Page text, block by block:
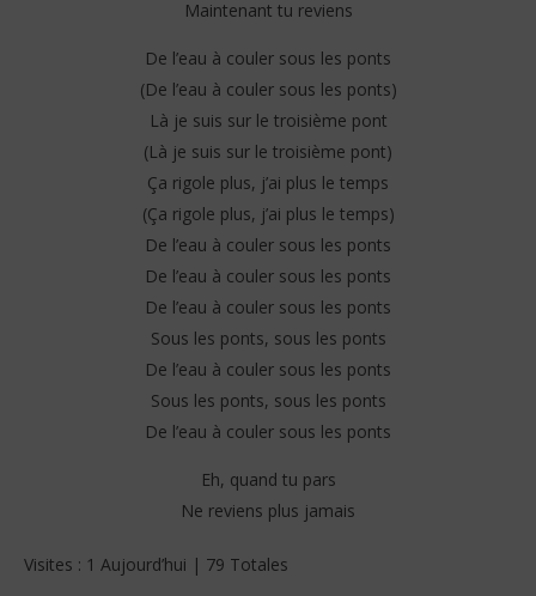
Maintenant tu reviens
De l’eau à couler sous les ponts
(De l’eau à couler sous les ponts)
Là je suis sur le troisième pont
(Là je suis sur le troisième pont)
Ça rigole plus, j’ai plus le temps
(Ça rigole plus, j’ai plus le temps)
De l’eau à couler sous les ponts
De l’eau à couler sous les ponts
De l’eau à couler sous les ponts
Sous les ponts, sous les ponts
De l’eau à couler sous les ponts
Sous les ponts, sous les ponts
De l’eau à couler sous les ponts
Eh, quand tu pars
Ne reviens plus jamais
Visites : 1 Aujourd’hui | 79 Totales